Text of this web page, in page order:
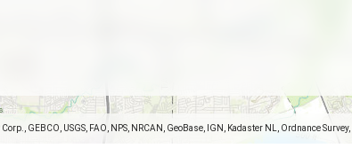
GEBCO, USGS, FAO, NPS, NRCAN, GeoBase, IGN, Kadaster NL, Ordnance